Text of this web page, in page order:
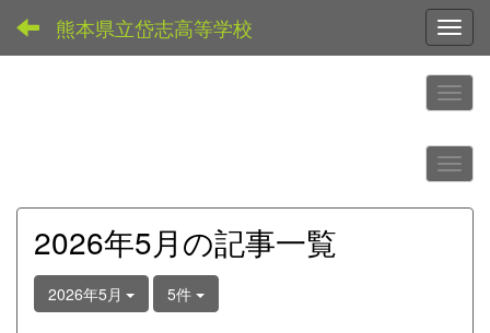
熊本県立岱志高等学校
2026年5月の記事一覧
2026年5月 5件